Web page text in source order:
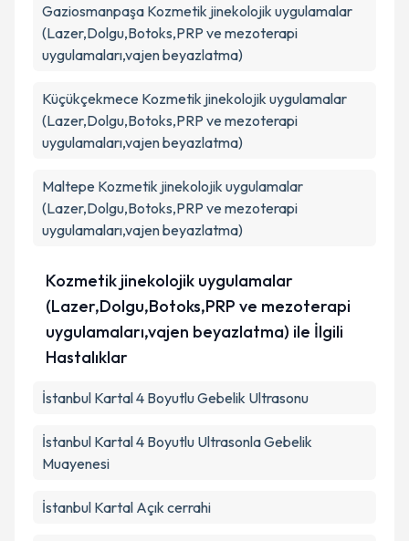
Gaziosmanpaşa Kozmetik jinekolojik uygulamalar
(Lazer,Dolgu,Botoks,PRP ve mezoterapi
uygulamaları,vajen beyazlatma)
Küçükçekmece Kozmetik jinekolojik uygulamalar
(Lazer,Dolgu,Botoks,PRP ve mezoterapi
uygulamaları,vajen beyazlatma)
Maltepe Kozmetik jinekolojik uygulamalar
(Lazer,Dolgu,Botoks,PRP ve mezoterapi
uygulamaları,vajen beyazlatma)
Kozmetik jinekolojik uygulamalar
(Lazer,Dolgu,Botoks,PRP ve mezoterapi
uygulamaları,vajen beyazlatma) ile İlgili
Hastalıklar
İstanbul Kartal 4 Boyutlu Gebelik Ultrasonu
İstanbul Kartal 4 Boyutlu Ultrasonla Gebelik
Muayenesi
İstanbul Kartal Açık cerrahi